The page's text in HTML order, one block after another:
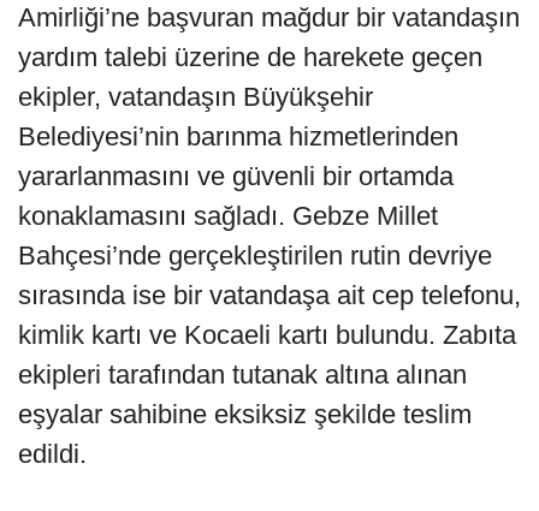
Amirliği’ne başvuran mağdur bir vatandaşın
yardım talebi üzerine de harekete geçen
ekipler, vatandaşın Büyükşehir
Belediyesi’nin barınma hizmetlerinden
yararlanmasını ve güvenli bir ortamda
konaklamasını sağladı. Gebze Millet
Bahçesi’nde gerçekleştirilen rutin devriye
sırasında ise bir vatandaşa ait cep telefonu,
kimlik kartı ve Kocaeli kartı bulundu. Zabıta
ekipleri tarafından tutanak altına alınan
eşyalar sahibine eksiksiz şekilde teslim
edildi.